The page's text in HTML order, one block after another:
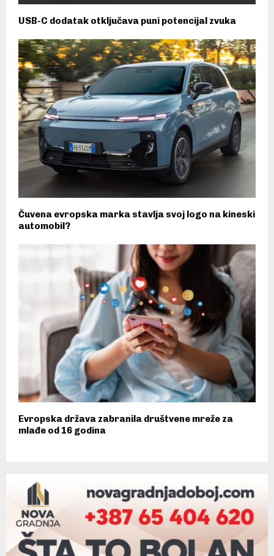
USB-C dodatak otključava puni potencijal zvuka
Čuvena evropska marka stavlja svoj logo na kineski
automobil?
Evropska država zabranila društvene mreže za
mlađe od 16 godina